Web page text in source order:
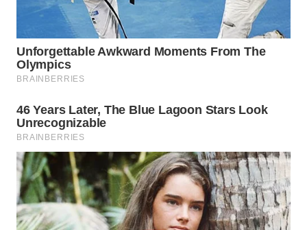
WN
LIKUPANG
WN
LABUANBAJO
WN
BORNEO
Wahana
Media
Group
WAHANA